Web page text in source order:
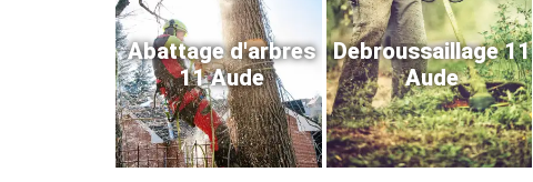
Abattage d'arbres
11 Aude
Debroussaillage 11
Aude